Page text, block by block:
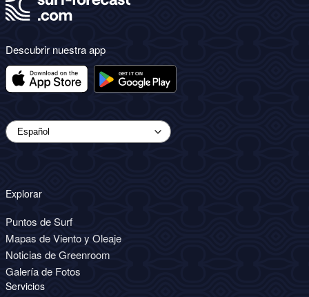
Descubrir nuestra app
Explorar
Puntos de Surf
Mapas de Viento y Oleaje
Noticias de Greenroom
Galería de Fotos
Servicios